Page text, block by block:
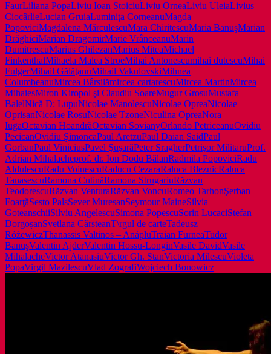
FaurLiliana PopaLiviu Ioan StoiciuLiviu OrneaLiviu UleiaLivius
CiocârlieLucian GruiaLuminiţa CorneanuMagda
PopoviciMagdalena MărculescuMara ChiritescuMaria BanuşMarian
DrăghiciMarian DragomirMarie VrânceanuMarin
DumitrescuMarius GhilezanMarius MiteaMichael
FinkenthalMihaela Malea StroeMihai Antonescumihai dutescuMihai
FulgerMihail GălăţanuMihail VakulovskiMihnea
ColumbeanuMircea Bârsilămircea cartarescuMircea MartinMircea
MihaiesMiron Kiropol şi Claudiu SoareMugur GrosuMustafa
BalelNică D: LupuNicolae ManolescuNicolae OpreaNicolae
OprisanNicolae RosuNicolae TzoneNiculina OpreaNora
IugaOctavian HoandrăOctavian SovianyOrlando PetriceanuOvidiu
PecicanOvidiu ŞimoncaPaul AretzuPaul Daian SaidPaul
GorbanPaul ViniciusPavel ŞuşarăPeter SragherPetrişor MilitaruProf.
Adrian Mihalacheprof. dr. Ion Dodu BălanRadmila PopoviciRadu
AldulescuRadu VoinescuRaducu CezaraRaluca BleznicRaluca
TanasescuRamona CutinăRamona StrugariuRăzvan
TeodorescuRăzvan VenturaRăzvan VoncuRomeo TarhonŞerban
FoarţăSesto PalsSever MuresanSeymour MaineSilvia
GoteanschiiSilviu AngelescuSimona PopescuSorin LucaciȘtefan
DorgoșanSvetlana CârsteanT\rgul de carteTadeusz
RóżewiczThanassis Valtinos – AnápluTraian FurneaTudor
BanuşValentin AjderValentin Hossu-LonginVasile DavidVasile
MihalacheVictor AtanasiuVictor Gh. StanVictoria MilescuVioleta
PopaVirgil MazilescuVlad ZografiWojciech Bonowicz